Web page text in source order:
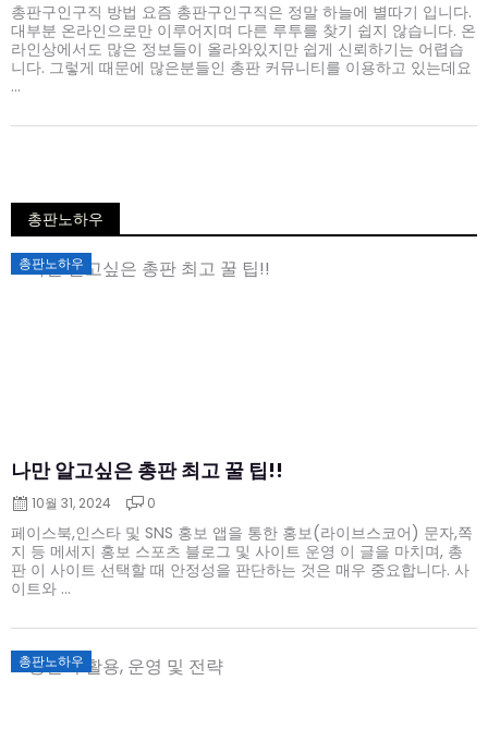
총판구인구직 방법 요즘 총판구인구직은 정말 하늘에 별따기 입니다.
대부분 온라인으로만 이루어지며 다른 루투를 찾기 쉽지 않습니다. 온
라인상에서도 많은 정보들이 올라와있지만 쉽게 신뢰하기는 어렵습
니다. 그렇게 때문에 많은분들인 총판 커뮤니티를 이용하고 있는데요
...
총판노하우
총판노하우
나만 알고싶은 총판 최고 꿀 팁!!
Posted
on
10월 31, 2024 0
페이스북,인스타 및 SNS 홍보 앱을 통한 홍보(라이브스코어) 문자,쪽
지 등 메세지 홍보 스포츠 블로그 및 사이트 운영 이 글을 마치며, 총
판 이 사이트 선택할 때 안정성을 판단하는 것은 매우 중요합니다. 사
이트와 ...
총판노하우
Posted
on